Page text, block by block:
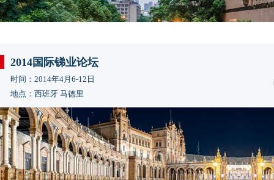
2014国际锑业论坛
时间：2014年4月6-12日
地点：西班牙 马德里